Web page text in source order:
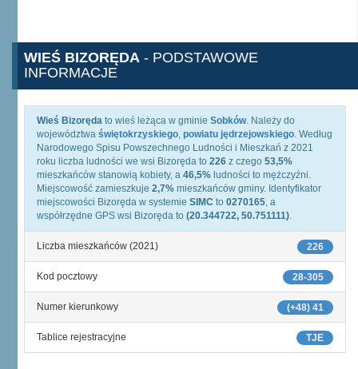
WIEŚ BIZORĘDA - PODSTAWOWE
INFORMACJE
Wieś Bizoręda to wieś leżąca w gminie Sobków. Należy do
województwa świętokrzyskiego, powiatu jędrzejowskiego. Według
Narodowego Spisu Powszechnego Ludności i Mieszkań z 2021
roku liczba ludności we wsi Bizoręda to 226 z czego 53,5%
mieszkańców stanowią kobiety, a 46,5% ludności to mężczyźni.
Miejscowość zamieszkuje 2,7% mieszkańców gminy. Identyfikator
miejscowości Bizoręda w systemie SIMC to 0270165, a
współrzędne GPS wsi Bizoręda to (20.344722, 50.751111).
226
Liczba mieszkańców (2021)
28-305
Kod pocztowy
(+48) 41
Numer kierunkowy
TJE
Tablice rejestracyjne